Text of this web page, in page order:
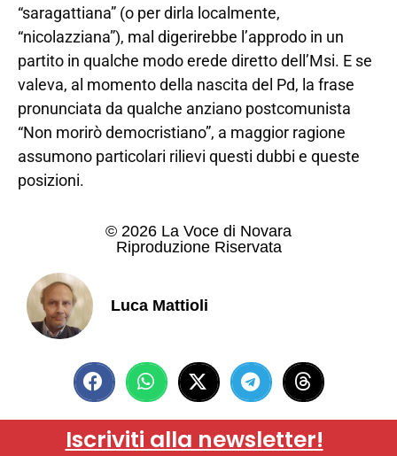
“saragattiana” (o per dirla localmente,
“nicolazziana”), mal digerirebbe l’approdo in un
partito in qualche modo erede diretto dell’Msi. E se
valeva, al momento della nascita del Pd, la frase
pronunciata da qualche anziano postcomunista
“Non morirò democristiano”, a maggior ragione
assumono particolari rilievi questi dubbi e queste
posizioni.
© 2026 La Voce di Novara
Riproduzione Riservata
Luca Mattioli
Iscriviti alla newsletter!